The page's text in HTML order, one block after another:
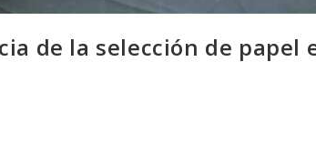
de la selección de papel